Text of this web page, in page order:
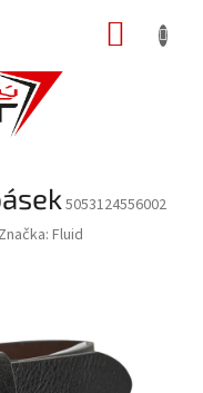
5053124556002
Značka: Fluid